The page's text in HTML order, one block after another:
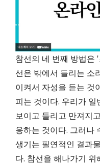
참선의 네 번째 방법은
선은 밖에서 들리는 소
이켜서 자성을 듣는 것
피는 것이다. 우리가
보이고 들리고 만져지
응하는 것이다. 그러나
생기는 필연적인 결과
다. 참선을 해나가기